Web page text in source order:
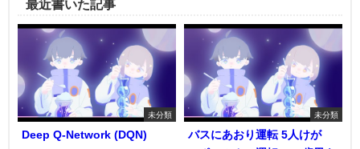
最近書いた記事
未分類
Deep Q-Network (DQN)
未分類
バスにあおり運転 5人けが